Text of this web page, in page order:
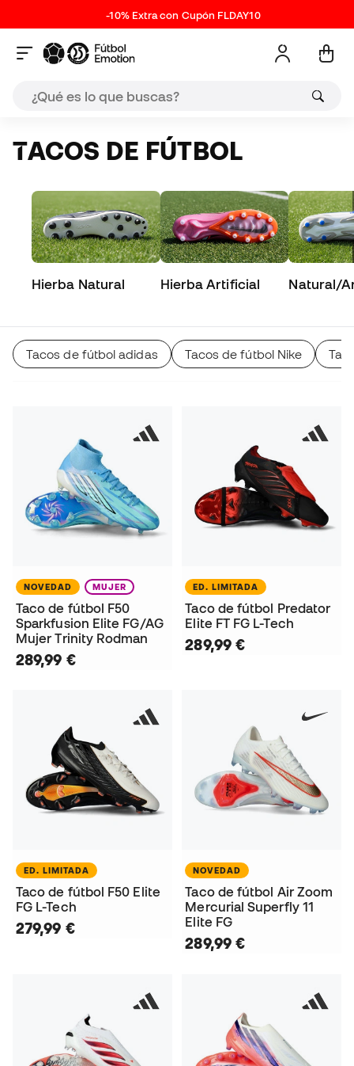
-10% Extra con Cupón FLDAY10
TACOS DE FÚTBOL
Hierba Natural Hierba Artificial Natural/
Tacos de fútbol adidas Tacos de fútbol Nike
NOVEDAD MUJER
Taco de fútbol F50
Sparkfusion Elite FG/AG
Mujer Trinity Rodman
289,99 €
ED. LIMITADA
Taco de fútbol Predator
Elite FT FG L-Tech
289,99 €
ED. LIMITADA
Taco de fútbol F50 Elite
FG L-Tech
279,99 €
NOVEDAD
Taco de fútbol Air Zoom
Mercurial Superfly 11
Elite FG
289,99 €